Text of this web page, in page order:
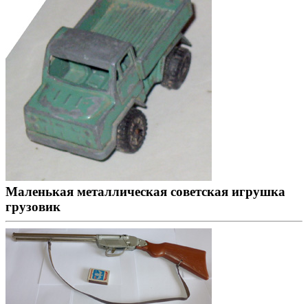
Маленькая металлическая советская игрушка
грузовик